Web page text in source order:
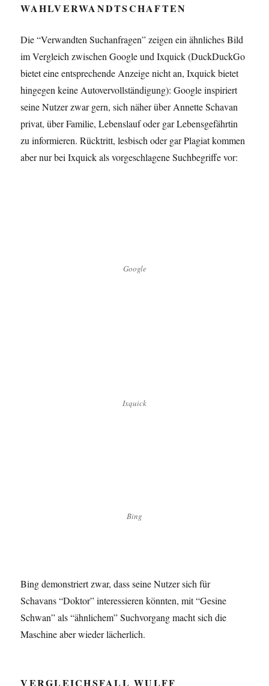
WAHLVERWANDTSCHAFTEN
Die “Verwandten Suchanfragen” zeigen ein ähnliches Bild
im Vergleich zwischen Google und Ixquick (DuckDuckGo
bietet eine entsprechende Anzeige nicht an, Ixquick bietet
hingegen keine Autovervollständigung): Google inspiriert
seine Nutzer zwar gern, sich näher über Annette Schavan
privat, über Familie, Lebenslauf oder gar Lebensgefährtin
zu informieren. Rücktritt, lesbisch oder gar Plagiat kommen
aber nur bei Ixquick als vorgeschlagene Suchbegriffe vor:
Google
Ixquick
Bing
Bing demonstriert zwar, dass seine Nutzer sich für
Schavans “Doktor” interessieren könnten, mit “Gesine
Schwan” als “ähnlichem” Suchvorgang macht sich die
Maschine aber wieder lächerlich.
VERGLEICHSFALL WULFF